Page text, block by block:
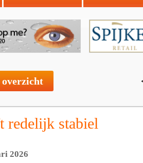
overzicht
stabiel
2026